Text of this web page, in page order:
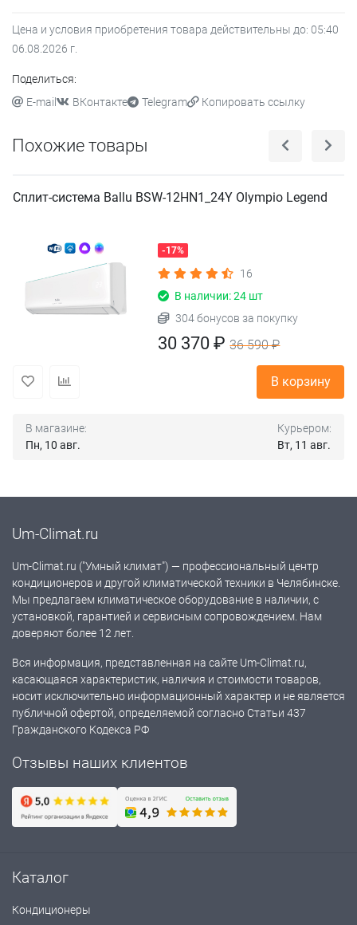
Цена и условия приобретения товара действительны до: 05:40
06.08.2026 г.
Поделиться:
E-mail
ВКонтакте Telegram Копировать ссылку
Похожие товары
Сплит-система Ballu BSW-12HN1_24Y Olympio Legend
-17%
16
В наличии: 24 шт
304 бонусов за покупку
30 370 ₽36 590 ₽
В корзину
В магазине:
Пн, 10 авг.
Курьером:
Вт, 11 авг.
Um-Climat.ru
Um-Climat.ru ("Умный климат") — профессиональный центр
кондиционеров и другой климатической техники в Челябинске.
Мы предлагаем климатическое оборудование в наличии, с
установкой, гарантией и сервисным сопровождением. Нам
доверяют более 12 лет.
Вся информация, представленная на сайте Um-Climat.ru,
касающаяся характеристик, наличия и стоимости товаров,
носит исключительно информационный характер и не является
публичной офертой, определяемой согласно Статьи 437
Гражданского Кодекса РФ
Отзывы наших клиентов
Каталог
Кондиционеры